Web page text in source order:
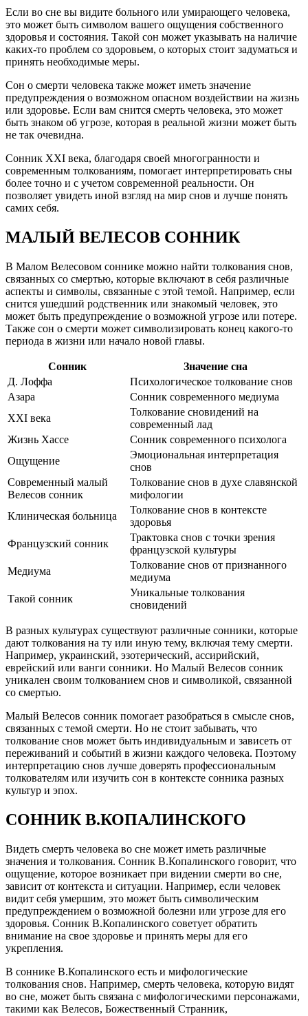
Если во сне вы видите больного или умирающего человека,
это может быть символом вашего ощущения собственного
здоровья и состояния. Такой сон может указывать на наличие
каких-то проблем со здоровьем, о которых стоит задуматься и
принять необходимые меры.
Сон о смерти человека также может иметь значение
предупреждения о возможном опасном воздействии на жизнь
или здоровье. Если вам снится смерть человека, это может
быть знаком об угрозе, которая в реальной жизни может быть
не так очевидна.
Сонник XXI века, благодаря своей многогранности и
современным толкованиям, помогает интерпретировать сны
более точно и с учетом современной реальности. Он
позволяет увидеть иной взгляд на мир снов и лучше понять
самих себя.
МАЛЫЙ ВЕЛЕСОВ СОННИК
В Малом Велесовом соннике можно найти толкования снов,
связанных со смертью, которые включают в себя различные
аспекты и символы, связанные с этой темой. Например, если
снится ушедший родственник или знакомый человек, это
может быть предупреждение о возможной угрозе или потере.
Также сон о смерти может символизировать конец какого-то
периода в жизни или начало новой главы.
Сонник
Значение сна
Д. Лоффа
Психологическое толкование снов
Азара
Сонник современного медиума
XXI века
Толкование сновидений на
современный лад
Жизнь Хассе
Сонник современного психолога
Ощущение
Эмоциональная интерпретация
снов
Современный малый
Велесов сонник
Толкование снов в духе славянской
мифологии
Клиническая больница
Толкование снов в контексте
здоровья
Французский сонник
Трактовка снов с точки зрения
французской культуры
Медиума
Толкование снов от признанного
медиума
Такой сонник
Уникальные толкования
сновидений
В разных культурах существуют различные сонники, которые
дают толкования на ту или иную тему, включая тему смерти.
Например, украинский, эзотерический, ассирийский,
еврейский или ванги сонники. Но Малый Велесов сонник
уникален своим толкованием снов и символикой, связанной
со смертью.
Малый Велесов сонник помогает разобраться в смысле снов,
связанных с темой смерти. Но не стоит забывать, что
толкование снов может быть индивидуальным и зависеть от
переживаний и событий в жизни каждого человека. Поэтому
интерпретацию снов лучше доверять профессиональным
толкователям или изучить сон в контексте сонника разных
культур и эпох.
СОННИК В.КОПАЛИНСКОГО
Видеть смерть человека во сне может иметь различные
значения и толкования. Сонник В.Копалинского говорит, что
ощущение, которое возникает при видении смерти во сне,
зависит от контекста и ситуации. Например, если человек
видит себя умершим, это может быть символическим
предупреждением о возможной болезни или угрозе для его
здоровья. Сонник В.Копалинского советует обратить
внимание на свое здоровье и принять меры для его
укрепления.
В соннике В.Копалинского есть и мифологические
толкования снов. Например, смерть человека, которую видят
во сне, может быть связана с мифологическими персонажами,
такими как Велесов, Божественный Странник,